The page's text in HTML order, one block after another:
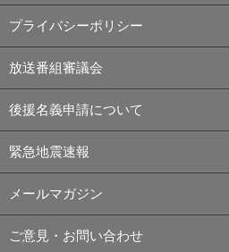
プライバシーポリシー
放送番組審議会
後援名義申請について
緊急地震速報
メールマガジン
ご意見・お問い合わせ